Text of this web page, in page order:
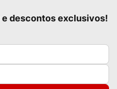
e descontos exclusivos!